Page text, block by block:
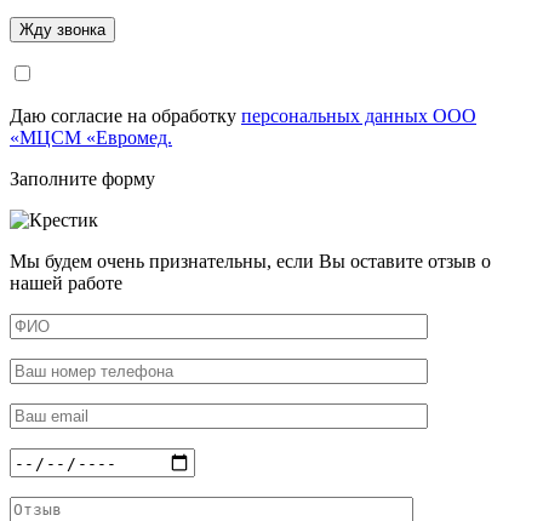
Даю согласие на обработку персональных данных ООО
«МЦСМ «Евромед.
Заполните форму
Мы будем очень признательны, если Вы оставите отзыв о
нашей работе